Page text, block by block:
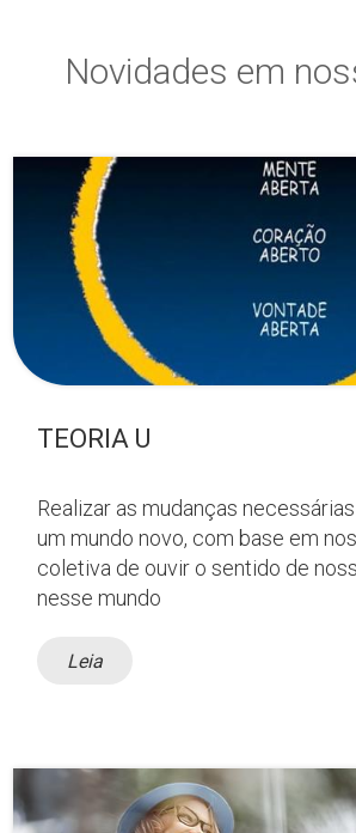
Novidades em
TEORIA U
Realizar as mudanças
um mundo novo, com base em
coletiva de ouvir o sentido de
nesse mundo
Leia